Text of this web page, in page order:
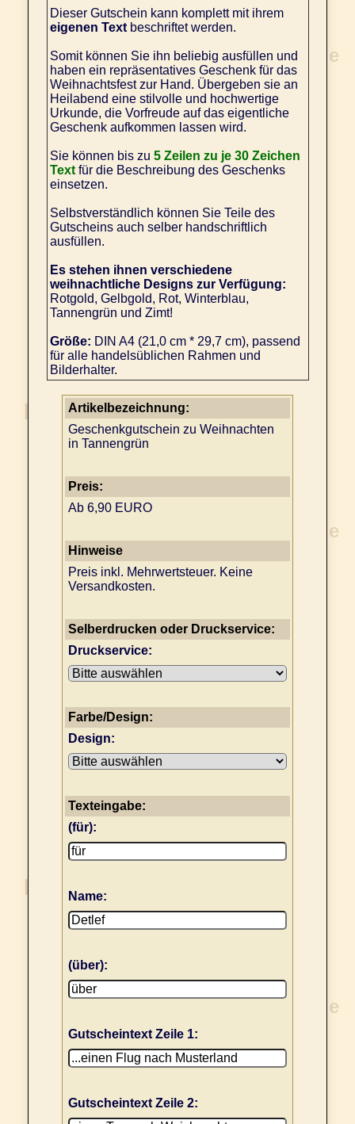
Dieser Gutschein kann komplett mit ihrem
eigenen Textbeschriftet werden.
Somit können Sie ihn beliebig ausfüllen und
haben ein repräsentatives Geschenk für das
Weihnachtsfest zur Hand. Übergeben sie an
Heilabend eine stilvolle und hochwertige
Urkunde, die Vorfreude auf das eigentliche
Geschenk aufkommen lassen wird.
Sie können bis zu 5 Zeilen zu je 30 Zeichen
Textfür die Beschreibung des Geschenks
einsetzen.
Selbstverständlich können Sie Teile des
Gutscheins auch selber handschriftlich
ausfüllen.
Es stehen ihnen verschiedene
weihnachtliche Designs zur Verfügung:
Rotgold, Gelbgold, Rot, Winterblau,
Tannengrün und Zimt!
Größe: DIN A4 (21,0 cm * 29,7 cm), passend
für alle handelsüblichen Rahmen und
Bilderhalter.
Artikelbezeichnung:
Geschenkgutschein zu Weihnachten
in Tannengrün
Preis:
Ab 6,90 EURO
Hinweise
Preis inkl. Mehrwertsteuer. Keine
Versandkosten.
Selberdrucken oder Druckservice:
Druckservice:
Farbe/Design:
Design:
Texteingabe:
(für):
Name:
(über):
Gutscheintext Zeile 1:
Gutscheintext Zeile 2: